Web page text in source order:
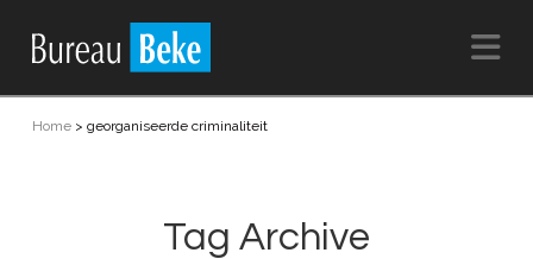
Home> georganiseerde criminaliteit
Tag Archive